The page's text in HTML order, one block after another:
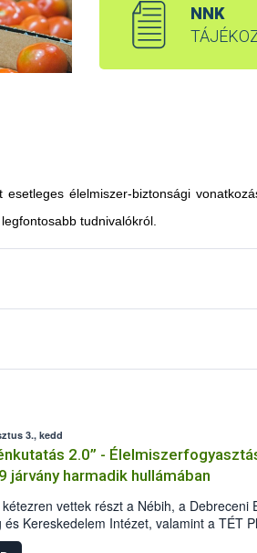
NNK
élelmiszer-biztonsági
tudnivalókról.
3., kedd
2.0” -
járvány harmadik hullámában
vettek részt a Nébih, a Debreceni
és Kereskedelem Intézet, valamint a TÉT
reprezentatív kutatásában 2021